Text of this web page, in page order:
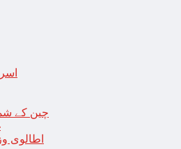
چین کے شمال
اطالوی